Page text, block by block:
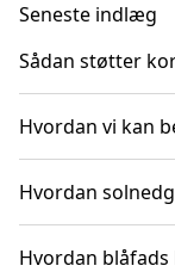
Seneste indlæg
Sådan støtter
Hvordan vi kan
Hvordan
Hvordan